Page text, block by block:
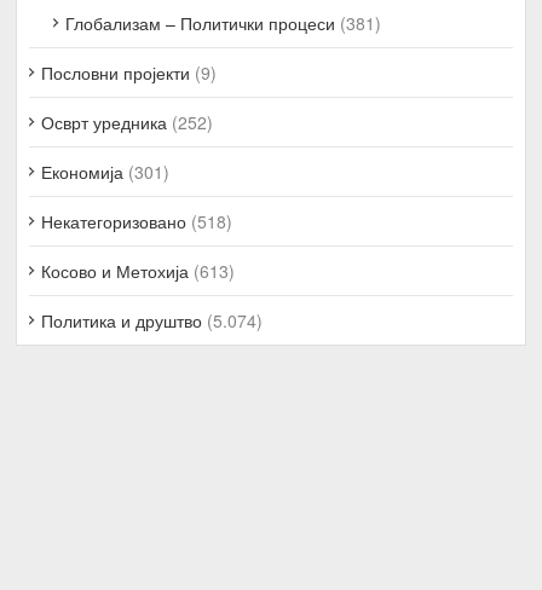
Глобализам – Политички процеси (381)
Пословни пројекти (9)
Осврт уредника (252)
Економија (301)
Некатегоризовано (518)
Косово и Метохија (613)
Политика и друштво (5.074)